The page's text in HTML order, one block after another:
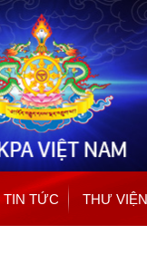
Nhảy
đến
nội
dung
TIN TỨC THƯ VIỆN